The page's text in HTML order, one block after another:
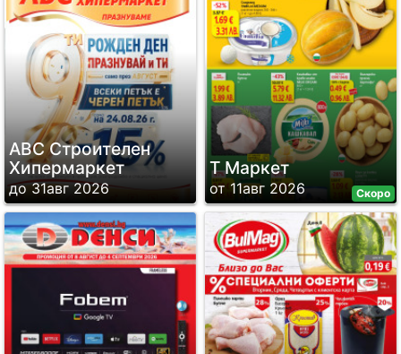
ABC Строителен
Хипермаркет
до 31авг 2026 Скоро
Т Маркет
от 11авг 2026